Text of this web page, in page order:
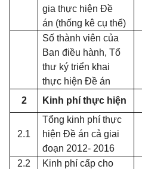
gia thực hiện Đề
án (thống kê cụ thể)
Số thành viên của
Ban điều hành, Tổ
thư ký triển khai
thực hiện Đề án
2 Kinh phí thực hiện
2.1
Tổng kinh phí thực
hiện Đề án cả giai
đoạn 2012- 2016
2.2
Kinh phí cấp cho